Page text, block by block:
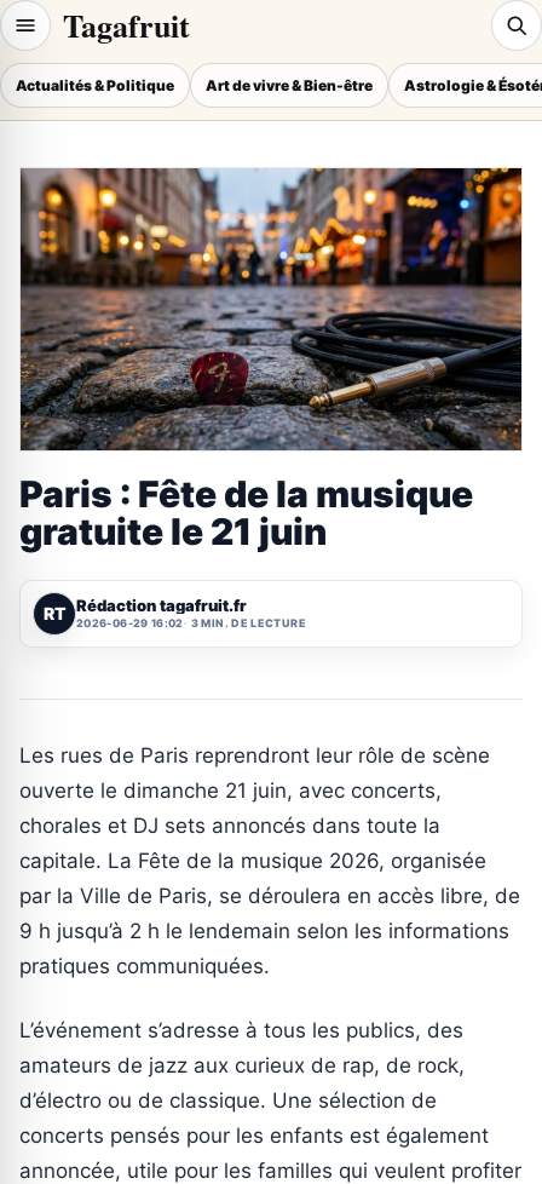
Tagafruit
Actualités & Politique Art de vivre & Bien-être Astrologie &
Paris : Fête de la musique
gratuite le 21 juin
RT Rédaction tagafruit.fr
2026-06-29 16:02 3 MIN. DE LECTURE
Les rues de Paris reprendront leur rôle de scène
ouverte le dimanche 21 juin, avec concerts,
chorales et DJ sets annoncés dans toute la
capitale. La Fête de la musique 2026, organisée
par la Ville de Paris, se déroulera en accès libre, de
9 h jusqu’à 2 h le lendemain selon les informations
pratiques communiquées.
L’événement s’adresse à tous les publics, des
amateurs de jazz aux curieux de rap, de rock,
d’électro ou de classique. Une sélection de
concerts pensés pour les enfants est également
annoncée, utile pour les familles qui veulent profiter